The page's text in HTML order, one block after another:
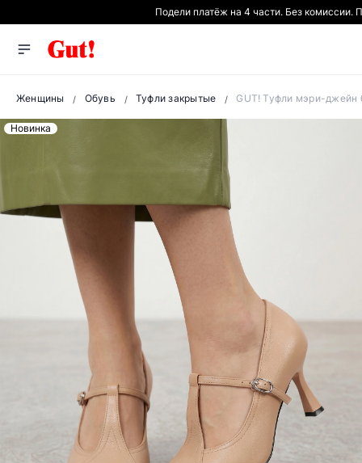
Подели платёж на 4 части. Без комиссии.
Женщины Обувь Туфли закрытые GUT! Туфли мэри-джейн
Новинка